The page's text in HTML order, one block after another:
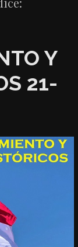
Y
21-